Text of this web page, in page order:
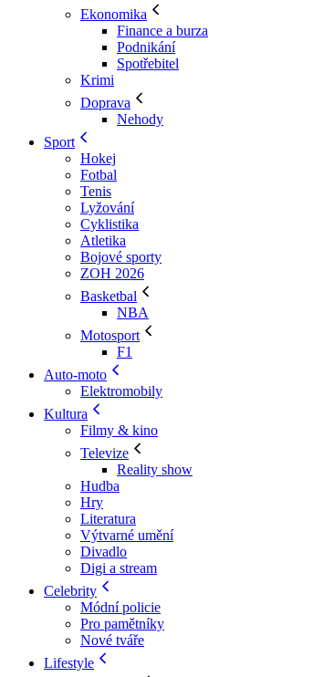
Ekonomika
Finance a burza
Podnikání
Spotřebitel
Krimi
Doprava
Nehody
Sport
Hokej
Fotbal
Tenis
Lyžování
Cyklistika
Atletika
Bojové sporty
ZOH 2026
Basketbal
NBA
Motosport
F1
Auto-moto
Elektromobily
Kultura
Filmy & kino
Televize
Reality show
Hudba
Hry
Literatura
Výtvarné umění
Divadlo
Digi a stream
Celebrity
Módní policie
Pro pamětníky
Nové tváře
Lifestyle